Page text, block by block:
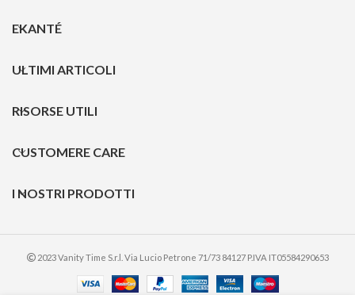
EKANTÉ
ULTIMI ARTICOLI
RISORSE UTILI
CUSTOMERE CARE
I NOSTRI PRODOTTI
2023 Vanity Time S.r.l. Via Lucio Petrone 71/73 84127 P.IVA IT05584290653